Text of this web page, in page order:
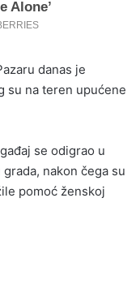
danas je
su na teren upućene
se odigrao u
nakon čega su
pomoć ženskoj